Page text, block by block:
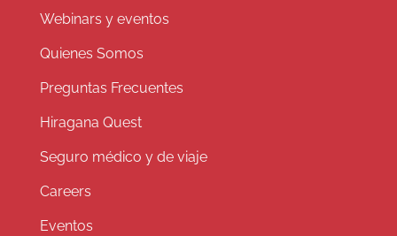
Webinars y eventos
Quienes Somos
Preguntas Frecuentes
Hiragana Quest
Seguro médico y de viaje
Careers
Eventos